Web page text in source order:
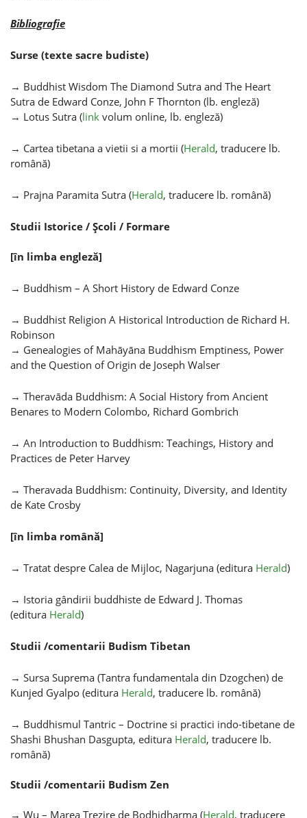
Bibliografie
Surse (texte sacre budiste)
→ Buddhist Wisdom The Diamond Sutra and The Heart
Sutra de Edward Conze, John F Thornton (lb. engleză)
→ Lotus Sutra (link volum online, lb. engleză)
→ Cartea tibetana a vietii si a mortii (Herald, traducere lb.
română)
→ Prajna Paramita Sutra (Herald, traducere lb. română)
Studii Istorice / Şcoli / Formare
[în limba engleză]
→ Buddhism – A Short History de Edward Conze
→ Buddhist Religion A Historical Introduction de Richard H.
Robinson
→ Genealogies of Mahāyāna Buddhism Emptiness, Power
and the Question of Origin de Joseph Walser
→ Theravāda Buddhism: A Social History from Ancient
Benares to Modern Colombo, Richard Gombrich
→ An Introduction to Buddhism: Teachings, History and
Practices de Peter Harvey
→ Theravada Buddhism: Continuity, Diversity, and Identity
de Kate Crosby
[în limba română]
→ Tratat despre Calea de Mijloc, Nagarjuna (editura Herald)
→ Istoria gândirii buddhiste de Edward J. Thomas
(editura Herald)
Studii /comentarii Budism Tibetan
→ Sursa Suprema (Tantra fundamentala din Dzogchen) de
Kunjed Gyalpo (editura Herald, traducere lb. română)
→ Buddhismul Tantric – Doctrine si practici indo-tibetane de
Shashi Bhushan Dasgupta, editura Herald, traducere lb.
română)
Studii /comentarii Budism Zen
→ Wu – Marea Trezire de Bodhidharma (Herald, traducere